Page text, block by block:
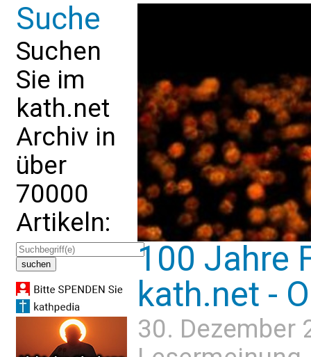
Suche
Suchen
Sie im
kath.net
Archiv in
über
70000
Artikeln:
100 Jahre
kath.net -
30. Dezember